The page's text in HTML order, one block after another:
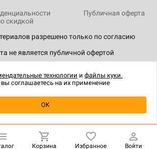
Купить| 7 990 ₽
разрешено только по согласию
не является публичной офертой
Публичная оферта
скидкой
Корзина Избранное Войти
технологии и файлы куки.
соглашаетесь на их применение
OK